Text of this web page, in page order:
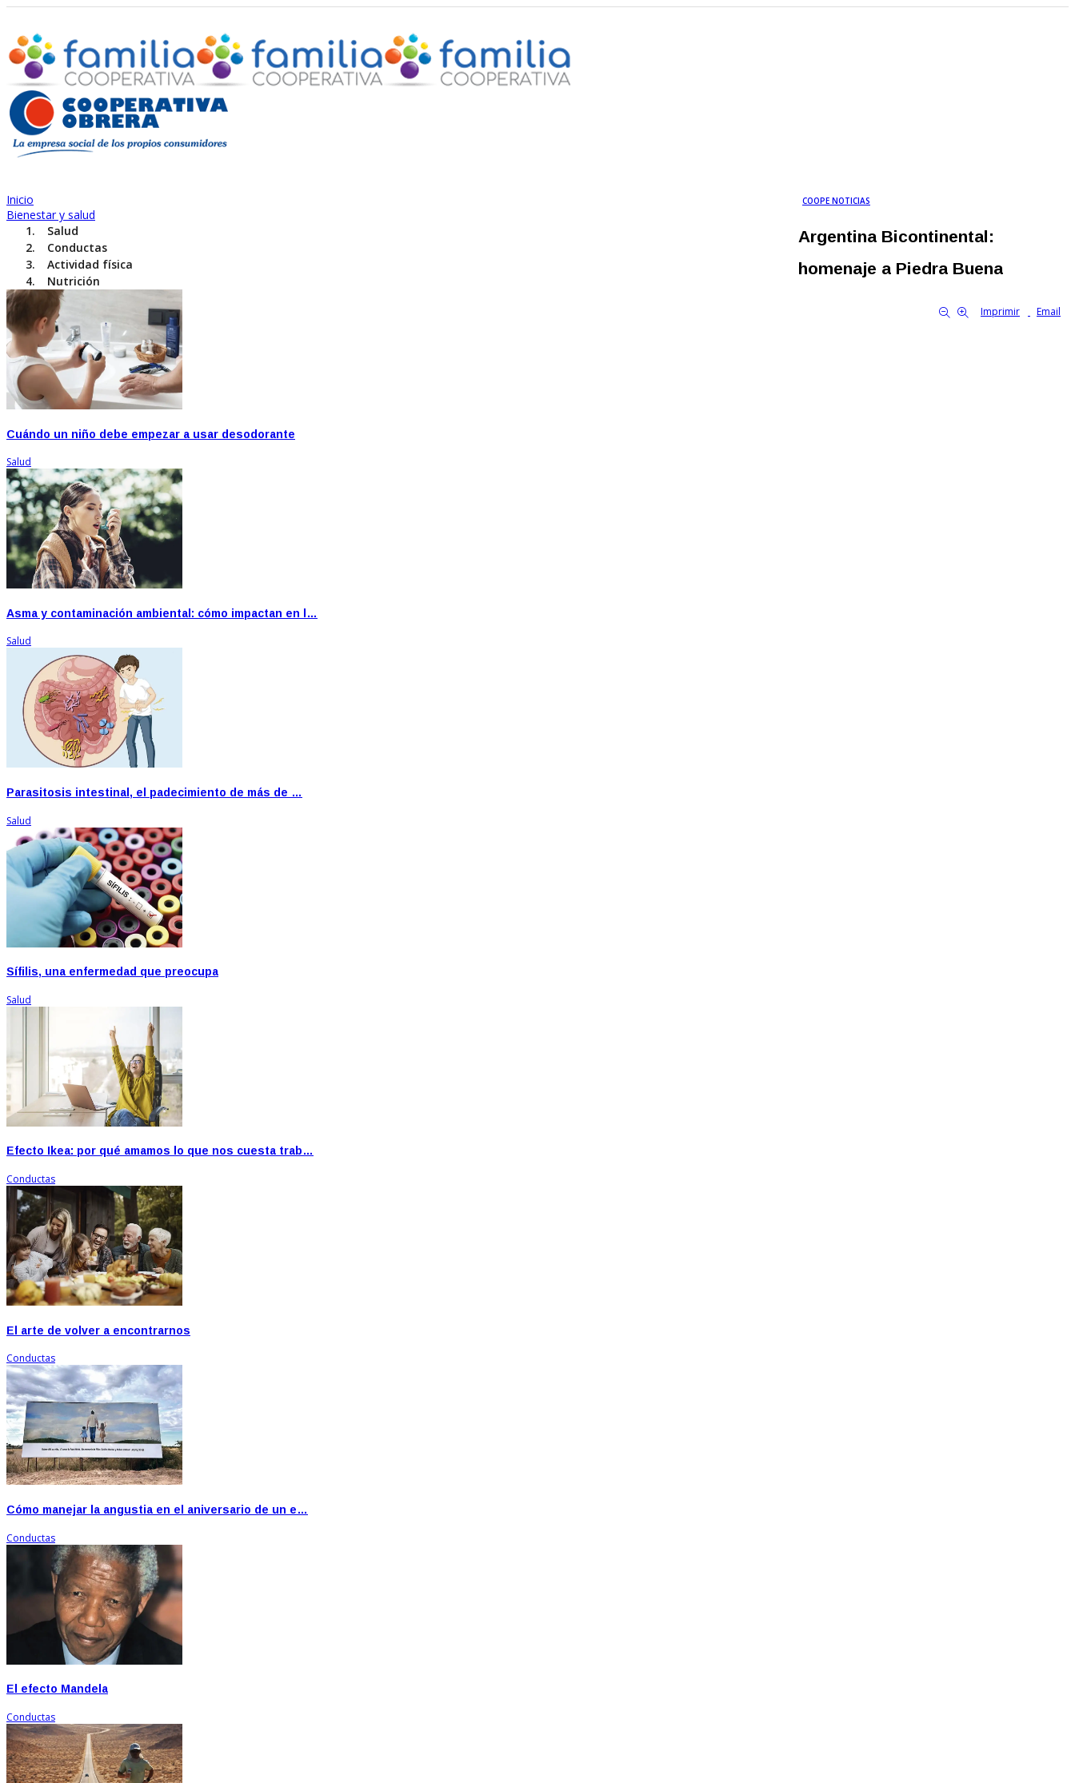
Inicio
Bienestar y salud
Salud
Conductas
Actividad física
Nutrición
Cuándo un niño debe empezar a usar desodorante
Salud
Asma y contaminación ambiental: cómo impactan en l…
Salud
Parasitosis intestinal, el padecimiento de más de …
Salud
Sífilis, una enfermedad que preocupa
Salud
Efecto Ikea: por qué amamos lo que nos cuesta trab…
Conductas
El arte de volver a encontrarnos
Conductas
Cómo manejar la angustia en el aniversario de un e…
Conductas
El efecto Mandela
Conductas
COOPE NOTICIAS
Argentina Bicontinental:
homenaje a Piedra Buena
Imprimir Email